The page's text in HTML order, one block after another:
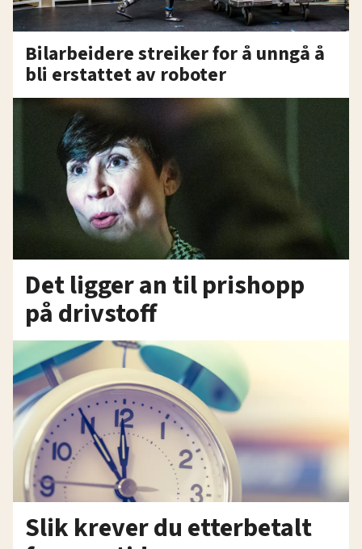
Bilarbeidere streiker for å unngå å
bli erstattet av roboter
Det ligger an til prishopp
på drivstoff
Slik krever du etterbetalt